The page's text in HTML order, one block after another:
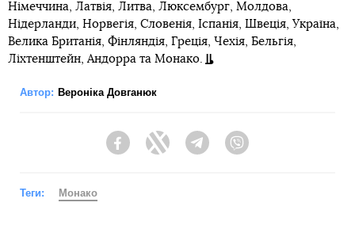
Німеччина, Латвія, Литва, Люксембург, Молдова,
Нідерланди, Норвегія, Словенія, Іспанія, Швеція, Україна,
Велика Британія, Фінляндія, Греція, Чехія, Бельгія,
Ліхтенштейн, Андорра та Монако.
Автор: Вероніка Довганюк
FacebookTwitter Telegram
Теги: Монако